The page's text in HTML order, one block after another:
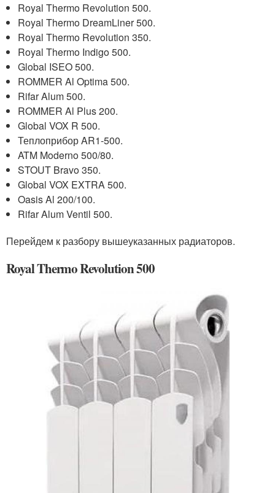
Royal Thermo Revolution 500.
Royal Thermo DreamLiner 500.
Royal Thermo Revolution 350.
Royal Thermo Indigo 500.
Global ISEO 500.
ROMMER Al Optima 500.
Rifar Alum 500.
ROMMER Al Plus 200.
Global VOX R 500.
Теплоприбор AR1-500.
ATM Moderno 500/80.
STOUT Bravo 350.
Global VOX EXTRA 500.
Oasis Al 200/100.
Rifar Alum Ventil 500.
Перейдем к разбору вышеуказанных радиаторов.
Royal Thermo Revolution 500